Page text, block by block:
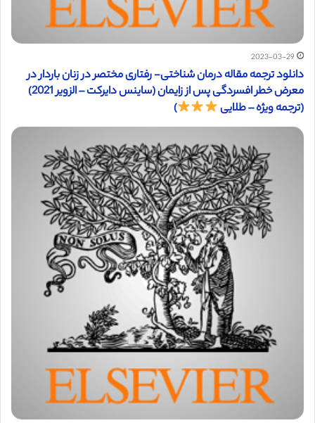
2023-03-29
دانلود ترجمه مقاله درمان شناختی- رفتاری مختصر در زنان باردار در
معرض خطر افسردگی پس از زایمان (ساینس دایرکت – الزویر 2021)
(ترجمه ویژه – طلایی
)